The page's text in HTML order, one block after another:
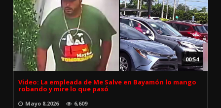
00:54
Video: La empleada de Me Salve en Bayamón lo mango
robando y mire lo que pasó
Mayo 8,2026 6,609